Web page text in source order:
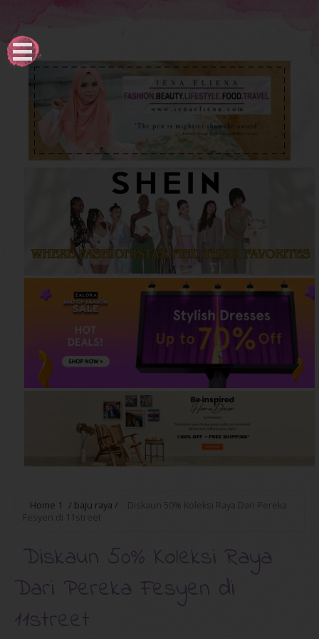
Home 1 / baju raya /
Diskaun 50% Koleksi Raya Dari Pereka
Fesyen di 11street
Diskaun 50% Koleksi Raya
Dari Pereka Fesyen di
11street